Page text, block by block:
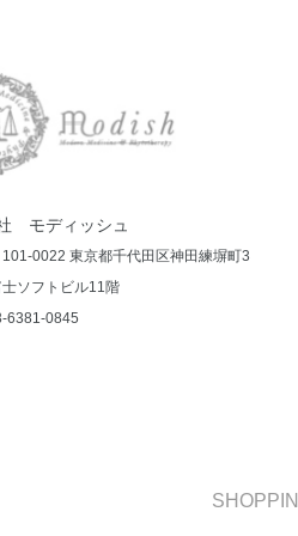
モディッシュ
0022 東京都千代田区神田練塀町3
ソフトビル11階
6381-0845